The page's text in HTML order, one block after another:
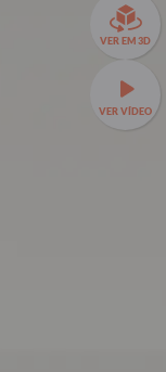
VER EM 3D
VER VÍDEO
-